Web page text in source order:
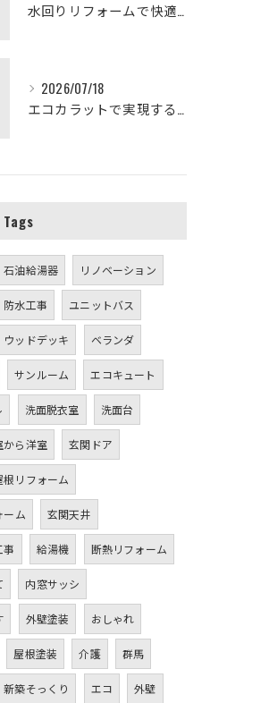
水回りリフォームで快適な暮らしを実現する方法
2026/07/18
エコカラットで実現する快適リフォームの秘訣
Tags
石油給湯器 リノベーション
防水工事 ユニットバス
ウッドデッキ ベランダ
サンルーム エコキュート
洗面脱衣室 洗面台
から洋室 玄関ドア
根リフォーム
ーム 玄関天井
事 給湯機 断熱リフォーム
内窓サッシ
外壁塗装 おしゃれ
屋根塗装 介護 群馬
新築そっくり エコ 外壁